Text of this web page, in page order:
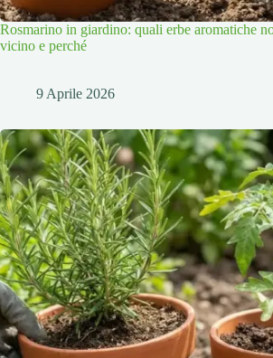
Rosmarino in giardino: quali erbe aromatiche
vicino e perché
9 Aprile 2026